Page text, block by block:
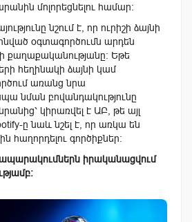
մոլորեցնելու համար։
նշում է, որ ուրիշի ձայնի
օգտագործումն արդեն
քաղաքականությանը։ Եթե
հեղինակի ձայնի կամ
առանց նրա
նման բովանդակությունը
կիրառվել է ԱԲ, թե այլ
ը նաև նշել է, որ առկա են
հաղորդելու գործիքներ։
իրականացվում